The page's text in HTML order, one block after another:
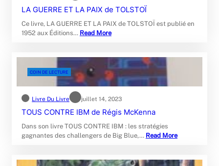
LA GUERRE ET LA PAIX de TOLSTOÏ
Ce livre, LA GUERRE ET LA PAIX de TOLSTOÏ est publié en
1952 aux Éditions… Read More
COIN DE LECTURE
Livre Du Livre juillet 14, 2023
TOUS CONTRE IBM de Régis McKenna
Dans son livre TOUS CONTRE IBM : les stratégies
gagnantes des challengers de Big Blue,… Read More